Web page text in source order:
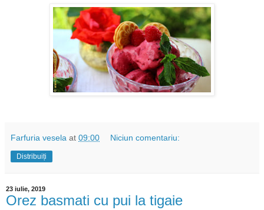
Farfuria vesela at 09:00 Niciun comentariu:
Distribuiți
23 iulie, 2019
Orez basmati cu pui la tigaie